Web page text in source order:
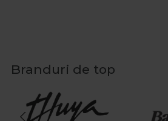
Branduri de top